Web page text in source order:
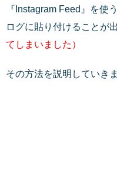
『Instagram Feed』を使
ログに貼り付けることが
てしまいました）
その方法を説明していきま